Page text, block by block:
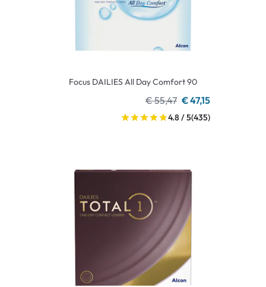
Focus DAILIES All Day Comfort 90
€ 55,47 € 47,15
4.8 / 5(435)